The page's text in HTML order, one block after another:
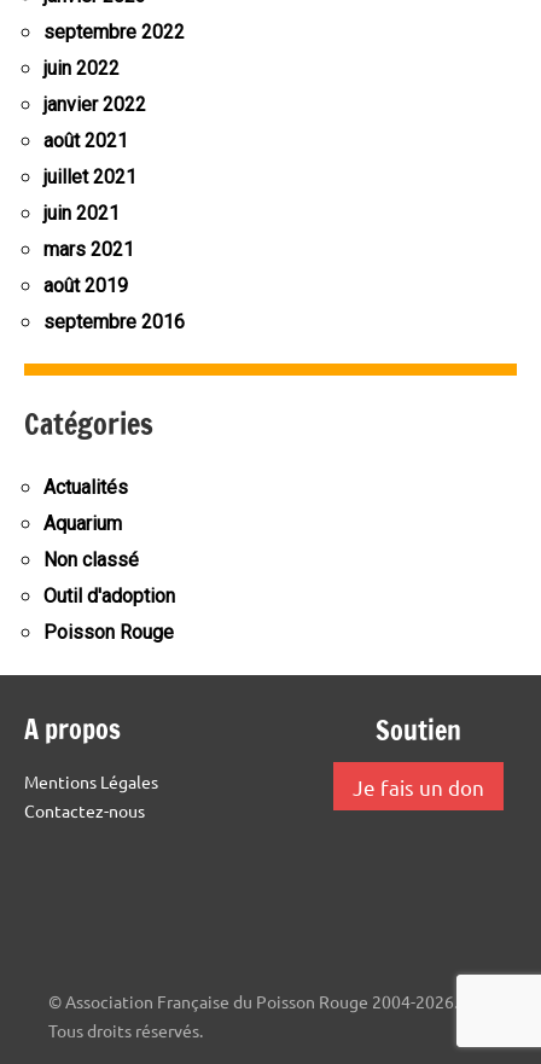
septembre 2022
juin 2022
janvier 2022
août 2021
juillet 2021
juin 2021
mars 2021
août 2019
septembre 2016
Catégories
Actualités
Aquarium
Non classé
Outil d'adoption
Poisson Rouge
A propos
Mentions Légales
Contactez-nous
Soutien
Je fais un don
© Association Française du Poisson Rouge 2004-2026.
Tous droits réservés.